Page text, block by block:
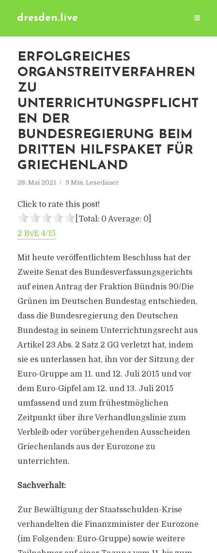
dresden.live
ERFOLGREICHES
ORGANSTREITVERFAHREN
ZU
UNTERRICHTUNGSPFLICHT
EN DER
BUNDESREGIERUNG BEIM
DRITTEN HILFSPAKET FÜR
GRIECHENLAND
28. Mai 2021 9 Min. Lesedauer
Click to rate this post!
[Total: 0 Average: 0]
2 BvE 4/15
Mit heute veröffentlichtem Beschluss hat der
Zweite Senat des Bundesverfassungsgerichts
auf einen Antrag der Fraktion Bündnis 90/Die
Grünen im Deutschen Bundestag entschieden,
dass die Bundesregierung den Deutschen
Bundestag in seinem Unterrichtungsrecht aus
Artikel 23 Abs. 2 Satz 2 GG verletzt hat, indem
sie es unterlassen hat, ihn vor der Sitzung der
Euro-Gruppe am 11. und 12. Juli 2015 und vor
dem Euro-Gipfel am 12. und 13. Juli 2015
umfassend und zum frühestmöglichen
Zeitpunkt über ihre Verhandlungslinie zum
Verbleib oder vorübergehenden Ausscheiden
Griechenlands aus der Eurozone zu
unterrichten.
Sachverhalt:
Zur Bewältigung der Staatsschulden-Krise
verhandelten die Finanzminister der Eurozone
(im Folgenden: Euro-Gruppe) sowie weitere